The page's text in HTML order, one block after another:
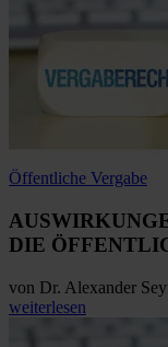
Öffentliche Vergabe
DIE
von Dr. Alexander
weiterlesen